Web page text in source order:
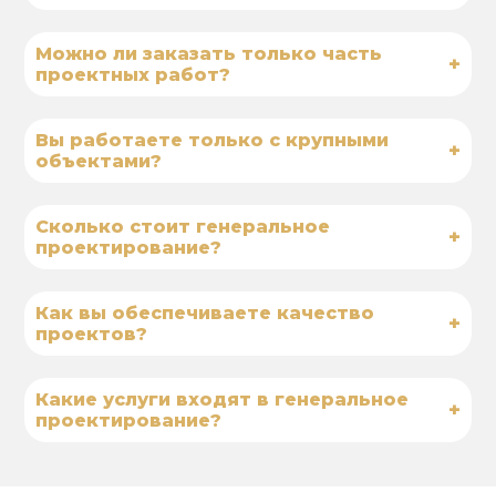
Можно ли заказать только часть
проектных работ?
+
Вы работаете только с крупными
объектами?
+
Сколько стоит генеральное
проектирование?
+
Как вы обеспечиваете качество
проектов?
+
Какие услуги входят в генеральное
проектирование?
+